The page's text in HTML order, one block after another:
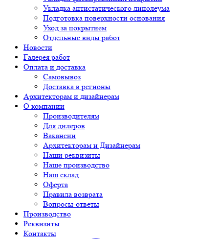
Укладка антистатического линолеума
Подготовка поверхности основания
Уход за покрытием
Отдельные виды работ
Новости
Галерея работ
Оплата и доставка
Самовывоз
Доставка в регионы
Архитекторам и дизайнерам
О компании
Производителям
Для дилеров
Вакансии
Архитекторам и Дизайнерам
Наши реквизиты
Наше производство
Наш склад
Оферта
Правила возврата
Вопросы-ответы
Производство
Реквизиты
Контакты